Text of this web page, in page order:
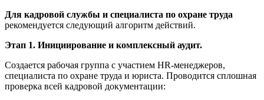
Для кадровой службы и специалиста по охране труда
рекомендуется следующий алгоритм действий.
Этап 1. Инициирование и комплексный аудит.
Создается рабочая группа с участием HR-менеджеров,
специалиста по охране труда и юриста. Проводится сплошная
проверка всей кадровой документации: